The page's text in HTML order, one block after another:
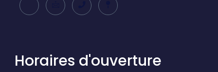
Horaires d'ouverture